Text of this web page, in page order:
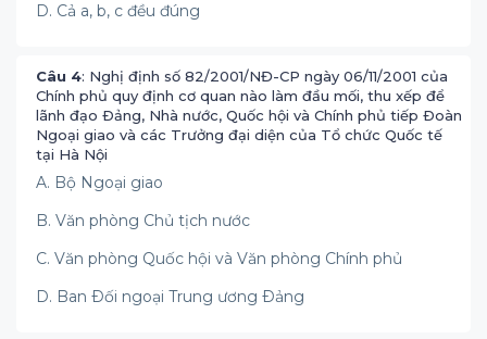
D. Cả a, b, c đều đúng
Câu 4: Nghị định số 82/2001/NĐ-CP ngày 06/11/2001 của
Chính phủ quy định cơ quan nào làm đầu mối, thu xếp để
lãnh đạo Ðảng, Nhà nước, Quốc hội và Chính phủ tiếp Ðoàn
Ngoại giao và các Trưởng đại diện của Tổ chức Quốc tế
tại Hà Nội
A. Bộ Ngoại giao
B. Văn phòng Chủ tịch nước
C. Văn phòng Quốc hội và Văn phòng Chính phủ
D. Ban Ðối ngoại Trung ương Ðảng